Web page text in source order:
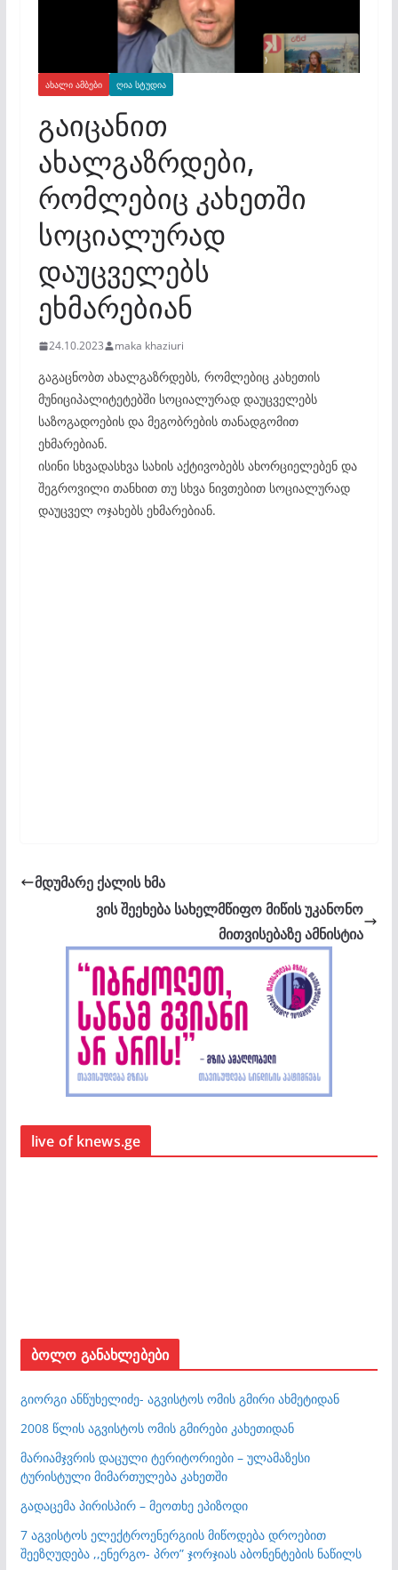
ᲐᲮᲐᲚᲘ ᲐᲛᲑᲔᲑᲘ ᲦᲘᲐ ᲡᲢᲣᲓᲘᲐ
გაიცანით
ახალგაზრდები,
რომლებიც კახეთში
სოციალურად
დაუცველებს
ეხმარებიან
24.10.2023 maka khaziuri
გაგაცნობთ ახალგაზრდებს, რომლებიც კახეთის
მუნიციპალიტეტებში სოციალურად დაუცველებს
საზოგადოების და მეგობრების თანადგომით
ეხმარებიან.
ისინი სხვადასხვა სახის აქტივობებს ახორციელებენ და
შეგროვილი თანხით თუ სხვა ნივთებით სოციალურად
დაუცველ ოჯახებს ეხმარებიან.
მდუმარე ქალის ხმა
ვის შეეხება სახელმწიფო მიწის უკანონო
მითვისებაზე ამნისტია
live of knews.ge
ბოლო განახლებები
გიორგი ანწუხელიძე- აგვისტოს ომის გმირი ახმეტიდან
2008 წლის აგვისტოს ომის გმირები კახეთიდან
მარიამჯვრის დაცული ტერიტორიები – ულამაზესი
ტურისტული მიმართულება კახეთში
გადაცემა პირისპირ – მეოთხე ეპიზოდი
7 აგვისტოს ელექტროენერგიის მიწოდება დროებით
შეეზღუდება ,,ენერგო- პრო” ჯორჯიას აბონენტების ნაწილს